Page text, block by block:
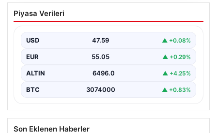
Türk Hava Kuvvetleri’nde Tarih Yazan
Kadınlar: Özlem Karapınar ve Alper
Türkiye’nin savunma ve askeri tarihine yeni bir sayfa
Piyasa Verileri
USD 47.59 ▲ +0.08%
EUR 55.05 ▲ +0.29%
ALTIN 6496.0 ▲ +4.25%
BTC 3074000 ▲ +0.83%
Son Eklenen Haberler